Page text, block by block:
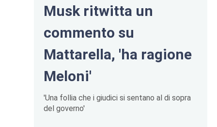
Musk ritwitta un
commento su
Mattarella, 'ha ragione
Meloni'
'Una follia che i giudici si sentano al di sopra
del governo'